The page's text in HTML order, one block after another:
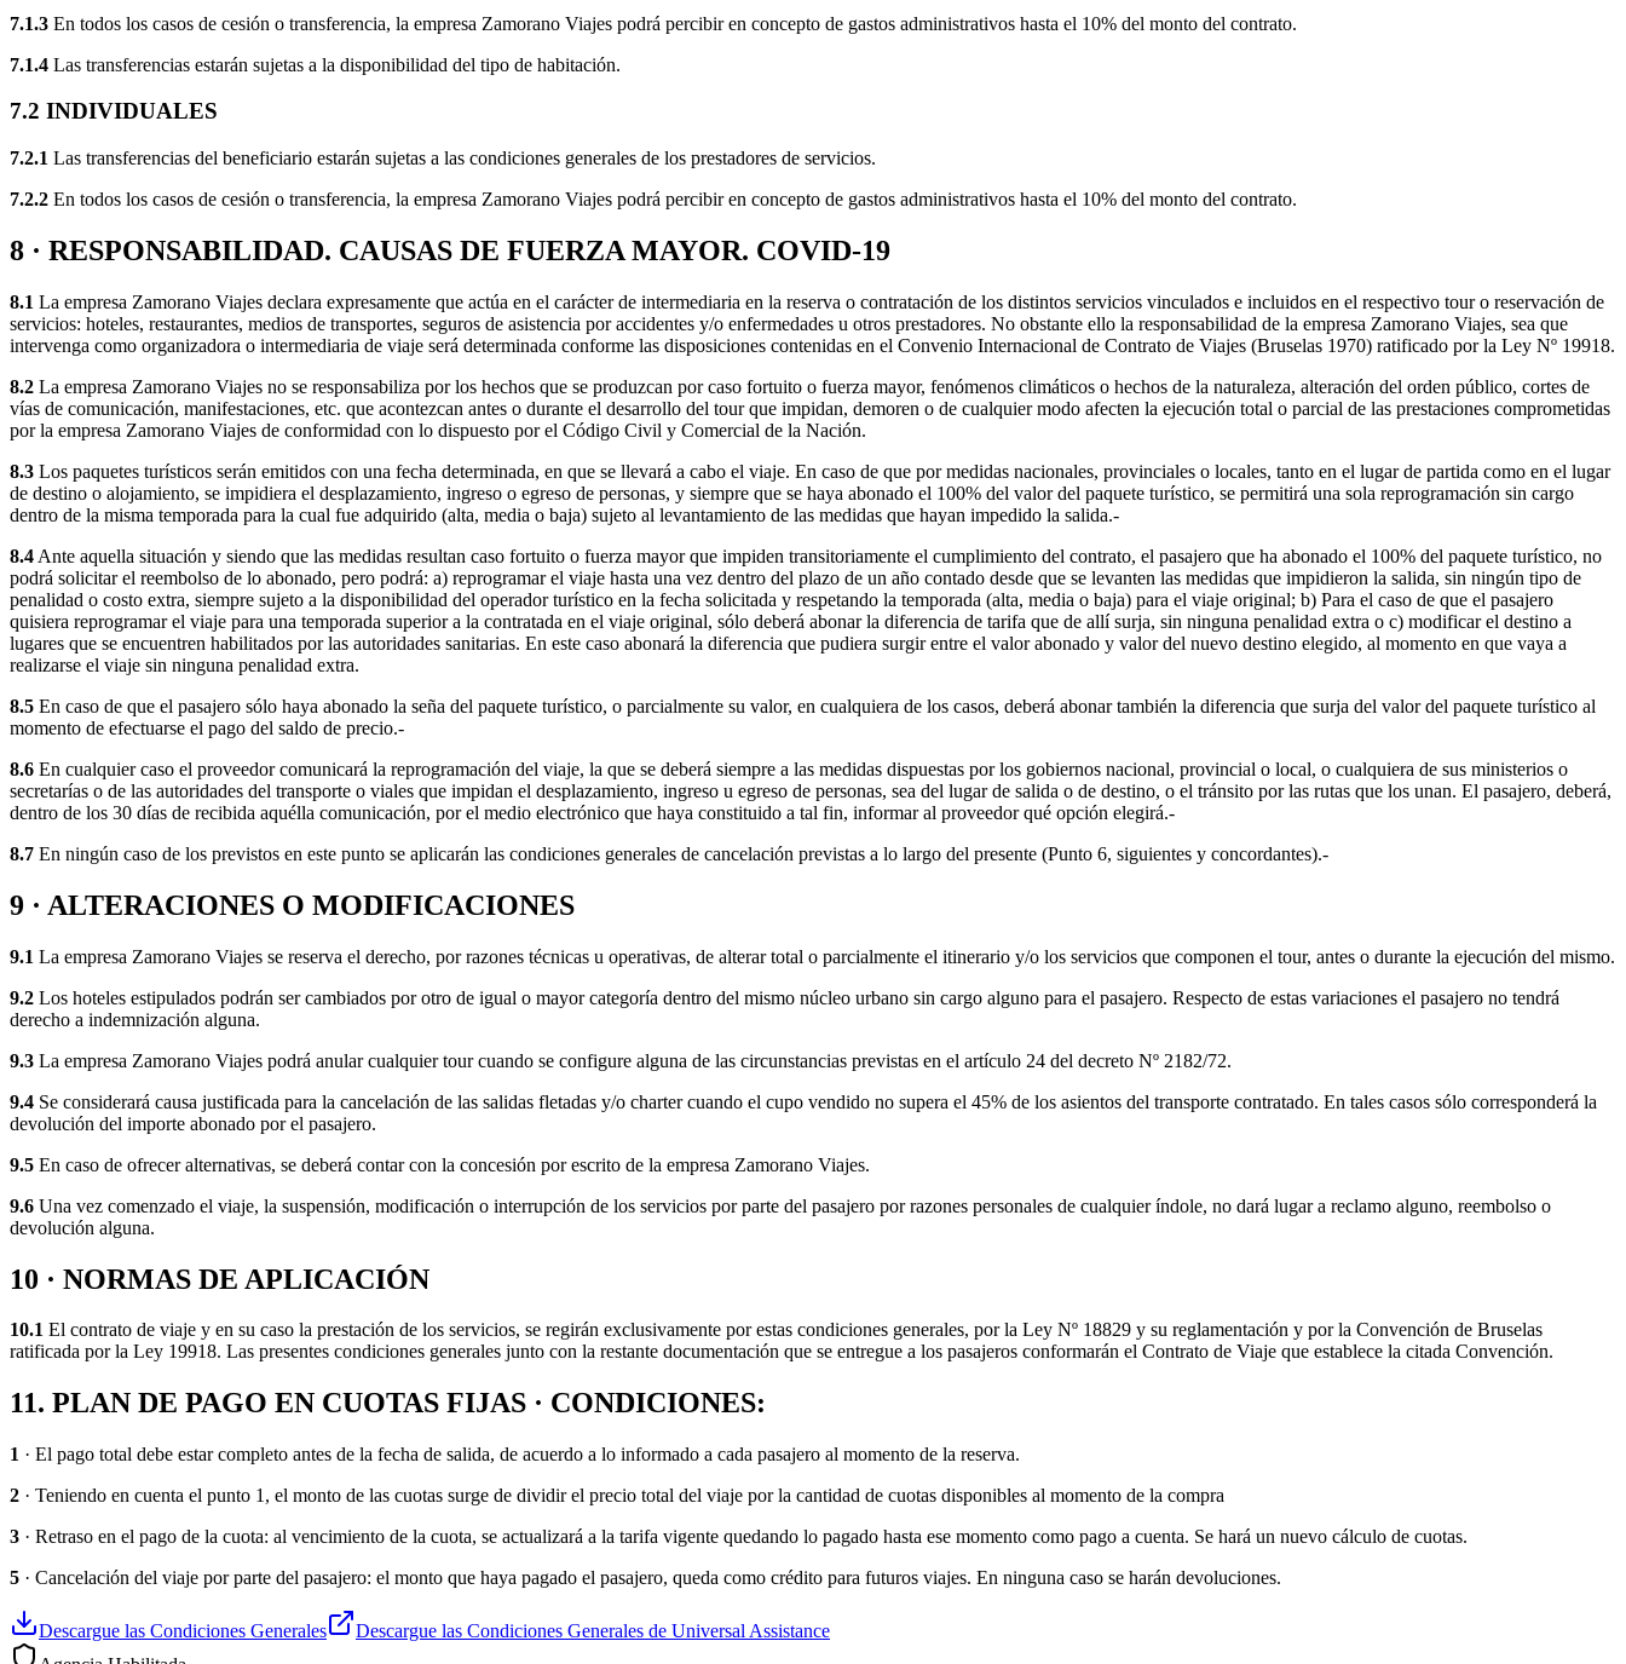
7.1.3 En todos los casos de cesión o transferencia, la empresa Zamorano Viajes podrá percibir en concepto de gastos administrativos hasta el 10% del monto del contrato.
7.1.4 Las transferencias estarán sujetas a la disponibilidad del tipo de habitación.
7.2 INDIVIDUALES
7.2.1 Las transferencias del beneficiario estarán sujetas a las condiciones generales de los prestadores de servicios.
7.2.2 En todos los casos de cesión o transferencia, la empresa Zamorano Viajes podrá percibir en concepto de gastos administrativos hasta el 10% del monto del contrato.
8 · RESPONSABILIDAD. CAUSAS DE FUERZA MAYOR. COVID-19
8.1 La empresa Zamorano Viajes declara expresamente que actúa en el carácter de intermediaria en la reserva o contratación de los distintos servicios vinculados e incluidos en el respectivo tour o reservación de
servicios: hoteles, restaurantes, medios de transportes, seguros de asistencia por accidentes y/o enfermedades u otros prestadores. No obstante ello la responsabilidad de la empresa Zamorano Viajes, sea que
intervenga como organizadora o intermediaria de viaje será determinada conforme las disposiciones contenidas en el Convenio Internacional de Contrato de Viajes (Bruselas 1970) ratificado por la Ley Nº 19918.
8.2 La empresa Zamorano Viajes no se responsabiliza por los hechos que se produzcan por caso fortuito o fuerza mayor, fenómenos climáticos o hechos de la naturaleza, alteración del orden público, cortes de
vías de comunicación, manifestaciones, etc. que acontezcan antes o durante el desarrollo del tour que impidan, demoren o de cualquier modo afecten la ejecución total o parcial de las prestaciones comprometidas
por la empresa Zamorano Viajes de conformidad con lo dispuesto por el Código Civil y Comercial de la Nación.
8.3 Los paquetes turísticos serán emitidos con una fecha determinada, en que se llevará a cabo el viaje. En caso de que por medidas nacionales, provinciales o locales, tanto en el lugar de partida como en el lugar
de destino o alojamiento, se impidiera el desplazamiento, ingreso o egreso de personas, y siempre que se haya abonado el 100% del valor del paquete turístico, se permitirá una sola reprogramación sin cargo
dentro de la misma temporada para la cual fue adquirido (alta, media o baja) sujeto al levantamiento de las medidas que hayan impedido la salida.-
8.4 Ante aquella situación y siendo que las medidas resultan caso fortuito o fuerza mayor que impiden transitoriamente el cumplimiento del contrato, el pasajero que ha abonado el 100% del paquete turístico, no
podrá solicitar el reembolso de lo abonado, pero podrá: a) reprogramar el viaje hasta una vez dentro del plazo de un año contado desde que se levanten las medidas que impidieron la salida, sin ningún tipo de
penalidad o costo extra, siempre sujeto a la disponibilidad del operador turístico en la fecha solicitada y respetando la temporada (alta, media o baja) para el viaje original; b) Para el caso de que el pasajero
quisiera reprogramar el viaje para una temporada superior a la contratada en el viaje original, sólo deberá abonar la diferencia de tarifa que de allí surja, sin ninguna penalidad extra o c) modificar el destino a
lugares que se encuentren habilitados por las autoridades sanitarias. En este caso abonará la diferencia que pudiera surgir entre el valor abonado y valor del nuevo destino elegido, al momento en que vaya a
realizarse el viaje sin ninguna penalidad extra.
8.5 En caso de que el pasajero sólo haya abonado la seña del paquete turístico, o parcialmente su valor, en cualquiera de los casos, deberá abonar también la diferencia que surja del valor del paquete turístico al
momento de efectuarse el pago del saldo de precio.-
8.6 En cualquier caso el proveedor comunicará la reprogramación del viaje, la que se deberá siempre a las medidas dispuestas por los gobiernos nacional, provincial o local, o cualquiera de sus ministerios o
secretarías o de las autoridades del transporte o viales que impidan el desplazamiento, ingreso u egreso de personas, sea del lugar de salida o de destino, o el tránsito por las rutas que los unan. El pasajero, deberá,
dentro de los 30 días de recibida aquélla comunicación, por el medio electrónico que haya constituido a tal fin, informar al proveedor qué opción elegirá.-
8.7 En ningún caso de los previstos en este punto se aplicarán las condiciones generales de cancelación previstas a lo largo del presente (Punto 6, siguientes y concordantes).-
9 · ALTERACIONES O MODIFICACIONES
9.1 La empresa Zamorano Viajes se reserva el derecho, por razones técnicas u operativas, de alterar total o parcialmente el itinerario y/o los servicios que componen el tour, antes o durante la ejecución del mismo.
9.2 Los hoteles estipulados podrán ser cambiados por otro de igual o mayor categoría dentro del mismo núcleo urbano sin cargo alguno para el pasajero. Respecto de estas variaciones el pasajero no tendrá
derecho a indemnización alguna.
9.3 La empresa Zamorano Viajes podrá anular cualquier tour cuando se configure alguna de las circunstancias previstas en el artículo 24 del decreto Nº 2182/72.
9.4 Se considerará causa justificada para la cancelación de las salidas fletadas y/o charter cuando el cupo vendido no supera el 45% de los asientos del transporte contratado. En tales casos sólo corresponderá la
devolución del importe abonado por el pasajero.
9.5 En caso de ofrecer alternativas, se deberá contar con la concesión por escrito de la empresa Zamorano Viajes.
9.6 Una vez comenzado el viaje, la suspensión, modificación o interrupción de los servicios por parte del pasajero por razones personales de cualquier índole, no dará lugar a reclamo alguno, reembolso o
devolución alguna.
10 · NORMAS DE APLICACIÓN
10.1 El contrato de viaje y en su caso la prestación de los servicios, se regirán exclusivamente por estas condiciones generales, por la Ley Nº 18829 y su reglamentación y por la Convención de Bruselas
ratificada por la Ley 19918. Las presentes condiciones generales junto con la restante documentación que se entregue a los pasajeros conformarán el Contrato de Viaje que establece la citada Convención.
11. PLAN DE PAGO EN CUOTAS FIJAS · CONDICIONES:
1 · El pago total debe estar completo antes de la fecha de salida, de acuerdo a lo informado a cada pasajero al momento de la reserva.
2 · Teniendo en cuenta el punto 1, el monto de las cuotas surge de dividir el precio total del viaje por la cantidad de cuotas disponibles al momento de la compra
3 · Retraso en el pago de la cuota: al vencimiento de la cuota, se actualizará a la tarifa vigente quedando lo pagado hasta ese momento como pago a cuenta. Se hará un nuevo cálculo de cuotas.
5 · Cancelación del viaje por parte del pasajero: el monto que haya pagado el pasajero, queda como crédito para futuros viajes. En ninguna caso se harán devoluciones.
Descargue las Condiciones Generales
Descargue las Condiciones Generales de Universal Assistance